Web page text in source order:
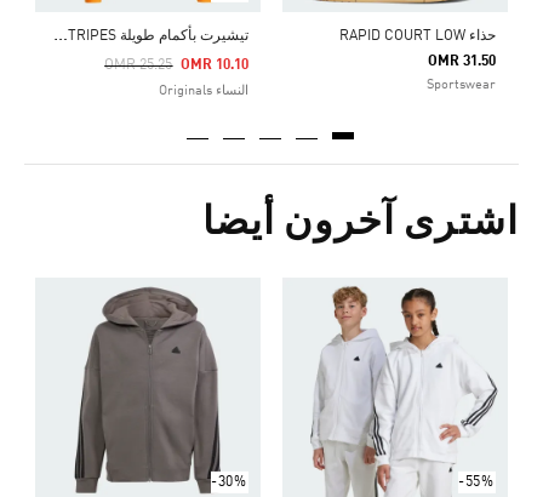
حذاء RAPID COURT LOW
OMR 31.50
Sportswear
ت
يشيرت بأكمام طويلة 70S 3-STRIPES
Price Reduced From
OMR 25.25
To OMR 10.10
النساء Originals
اشترى آخرون أيضا
-55%
-30%
Price Reduced From